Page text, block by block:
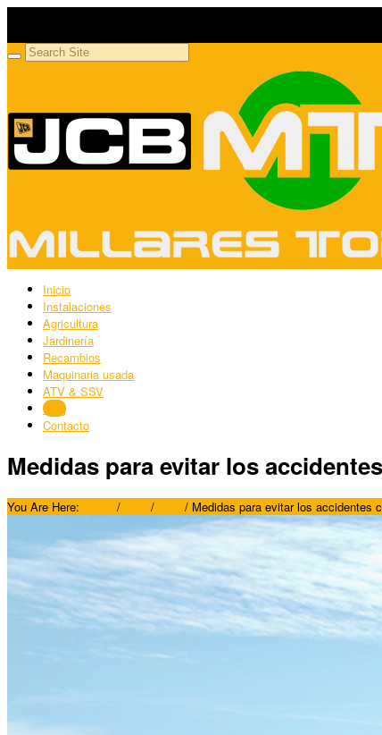
Inicio
Instalaciones
Agricultura
Jardinería
Recambios
Maquinaria usada
ATV & SSV
Blog
Contacto
Medidas para evitar los
You Are Here: / / / Medidas para evitar los accidentes